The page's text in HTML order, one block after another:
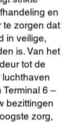
en
te zorgen dat
in veilige,
is. Van het
tot de
6 –
bezittingen
zorg,